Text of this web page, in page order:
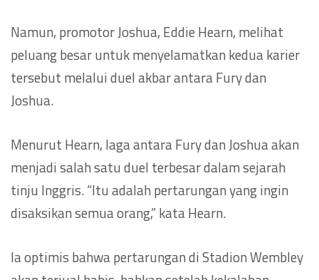
Namun, promotor Joshua, Eddie Hearn, melihat
peluang besar untuk menyelamatkan kedua karier
tersebut melalui duel akbar antara Fury dan
Joshua.
Menurut Hearn, laga antara Fury dan Joshua akan
menjadi salah satu duel terbesar dalam sejarah
tinju Inggris. “Itu adalah pertarungan yang ingin
disaksikan semua orang,” kata Hearn.
Ia optimis bahwa pertarungan di Stadion Wembley